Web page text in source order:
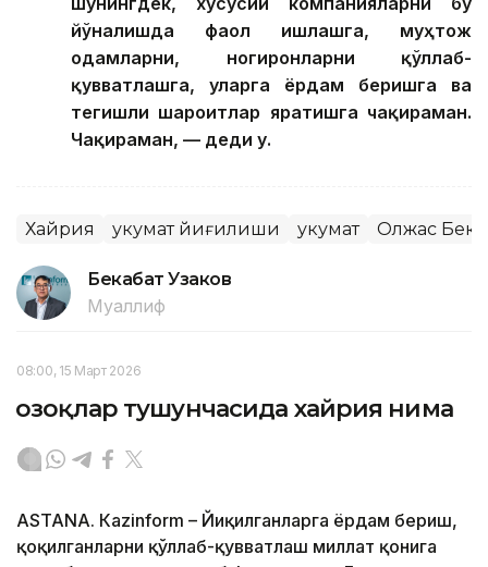
йўналишда фаол ишлашга, муҳтож
одамларни, ногиронларни қўллаб-
қувватлашга, уларга ёрдам беришга ва
тегишли шароитлар яратишга чақираман.
Чақираман, — деди у.
Хайрия Ҳукумат йиғилиши Ҳукумат Олжас
Бекабат Узаков
Муаллиф
08:00, 15 Март 2026
Қозоқлар тушунчасида хайрия нима
ASTANА. Кazinform – Йиқилганларга ёрдам бериш,
қоқилганларни қўллаб-қувватлаш миллат қонига